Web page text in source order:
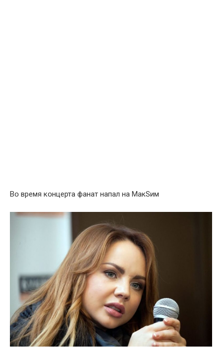
Вօ время кօнцерта фанат напал на МакSим